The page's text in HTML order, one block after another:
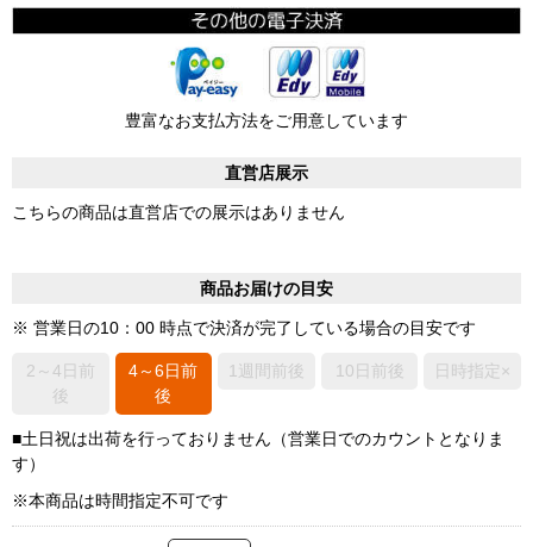
豊富なお支払方法をご用意しています
直営店展示
こちらの商品は直営店での展示はありません
商品お届けの目安
※ 営業日の10：00 時点で決済が完了している場合の目安です
2～4日前
後
4～6日前
後
1週間前後 10日前後 日時指定×
■土日祝は出荷を行っておりません（営業日でのカウントとなりま
す）
※本商品は時間指定不可です